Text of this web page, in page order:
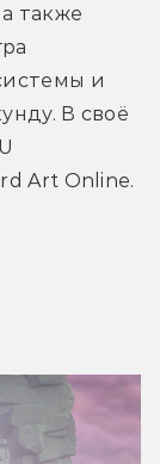
также
и
В своё
Art Online.